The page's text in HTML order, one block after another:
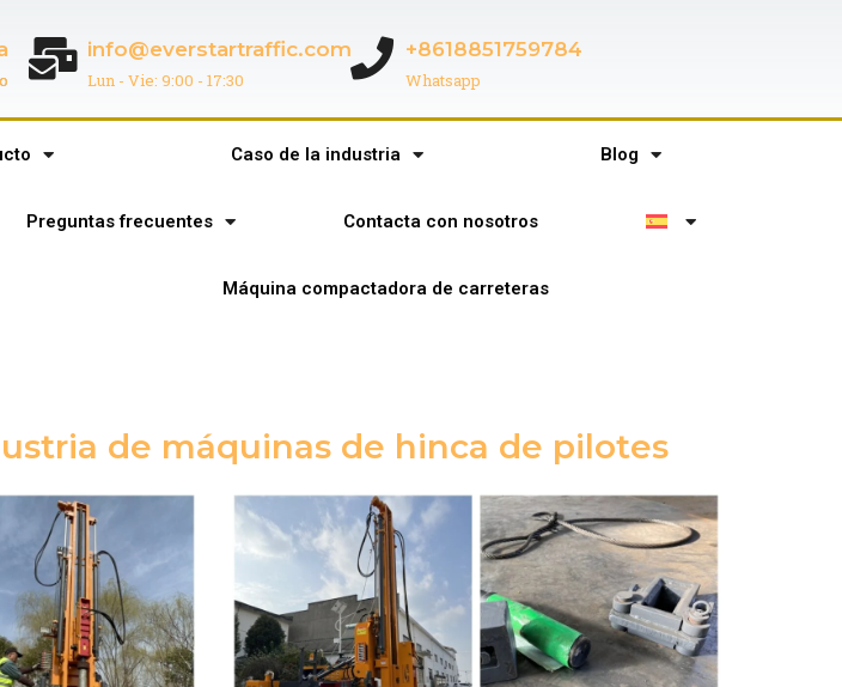
info@everstartraffic.com
Lun - Vie: 9:00 - 17:30
+8618851759784
Whatsapp
Caso de la industria Blog
Preguntas frecuentes Contacta con nosotros
Máquina compactadora de carreteras
de máquinas de hinca de pilotes